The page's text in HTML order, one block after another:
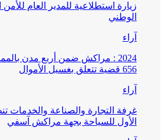
زيارة استطلاعية للمدير العام
الوطني
آراء
2024 : مراكش ضمن أربع مدن
656 قضية تتعلق بغسيل الأموال
آراء
غرفة التجارة والصناعة والخدمات
الأول للسياحة بجهة مراكش آسفي